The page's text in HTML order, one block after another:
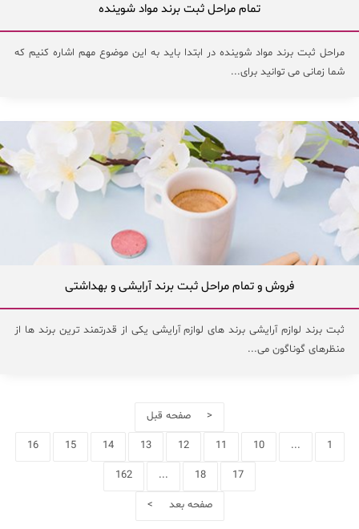
تمام مراحل ثبت برند مواد شوینده
مراحل ثبت برند مواد شوینده در ابتدا باید به این موضوع مهم اشاره کنیم که
شما زمانی می توانید برای...
فروش و تمام مراحل ثبت برند آرایشی و بهداشتی
ثبت برند لوازم آرایشی برند های لوازم آرایشی یکی از قدرتمند ترین برند ها از
منظرهای گوناگون می...
< صفحه قبل
1
...
10
11
12
13
14
15
16
17
18
...
162
صفحه بعد >